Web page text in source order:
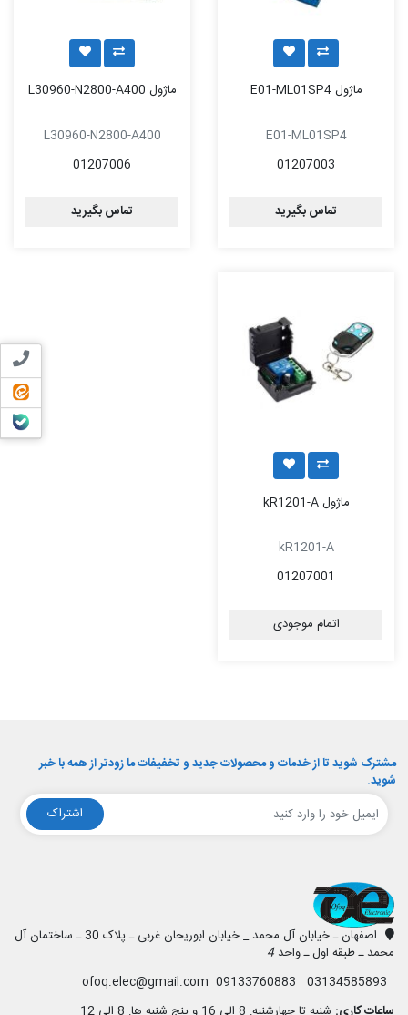
تماس
ایتا
بله
ماژول E01-ML01SP4
E01-ML01SP4
01207003
تماس بگیرید
ماژول L30960-N2800-A400
L30960-N2800-A400
01207006
تماس بگیرید
ماژول kR1201-A
kR1201-A
01207001
اتمام موجودی
مشترک شوید تا از خدمات و محصولات جدید و تخفیفات ما زودتر از همه با خبر
شوید.
اشتراک
اصفهان ـ خیابان آل محمد _ خیابان ابوریحان غربی ـ پلاک 30 ـ ساختمان آل
محمد ـ طبقه اول ـ واحد4